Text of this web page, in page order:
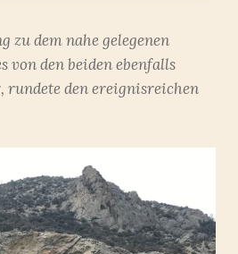
zu dem nahe gelegenen
von den beiden ebenfalls
den ereignisreichen